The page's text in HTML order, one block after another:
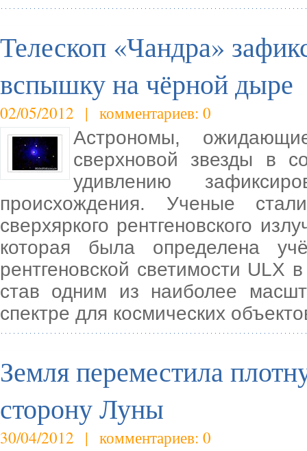
Телескоп «Чандра»
вспышку на чёрной дыре
02/05/2012 | комментариев: 0
Астрономы,
сверхновой звезды в
удивлению
происхождения. Ученые
сверхяркого рентгеновского
которая была определена
рентгеновской светимости
став одним из наиболее
спектре для космических
Земля переместила
сторону Луны
30/04/2012 | комментариев: 0